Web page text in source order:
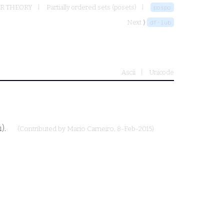
THEORY Partially ordered sets (posets) pospo
Next ⟩ df-lub
Ascii Unicode
(Contributed by Mario Carneiro, 8-Feb-2015)